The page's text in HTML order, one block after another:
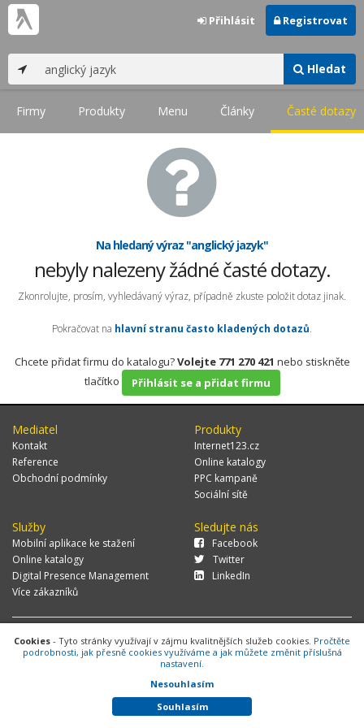
Hledat
Přihlásit Registrovat
Firmy Produkty Menu Články Časté dotazy
Na hledaný výraz "anglický jazyk"
nebyly nalezeny žádné časté dotazy.
Zkonrolujte, prosím, vyhledávaný výraz, případně zkuste položit dotaz jinak.
Pokračovat na hlavní stranu často kladených dotazů.
Chcete přidat firmu do katalogu?Volejte 771 270 421 nebo stiskněte
tlačítko
Přihlásit se a přidat firmu
Mediatel
Kontakt
Reference
Obchodní podmínky
Produkty
Internet123.cz
Online katalogy
PPC kampaně
Sociální sítě
Služby
Mobilní aplikace ke stažení
Online katalogy
Digital Presence Management
Více zákazníků
Sledujte nás
Facebook
Twitter
LinkedIn
© 2026 MEDIATEL CZ, s.r.o., Za Potokem 46/4, 106 00 Praha 10, tel.:
+420 771 270 421, verze 1.29.0.143,Cookies
Cookies - Tyto stránky využívají v zájmu kvalitnějších služeb cookies. Pročtěte
podrobnosti, jak přesně cookies využíváme a jak můžete změnit příslušná
nastavení.
Nesouhlasím
Souhlasím